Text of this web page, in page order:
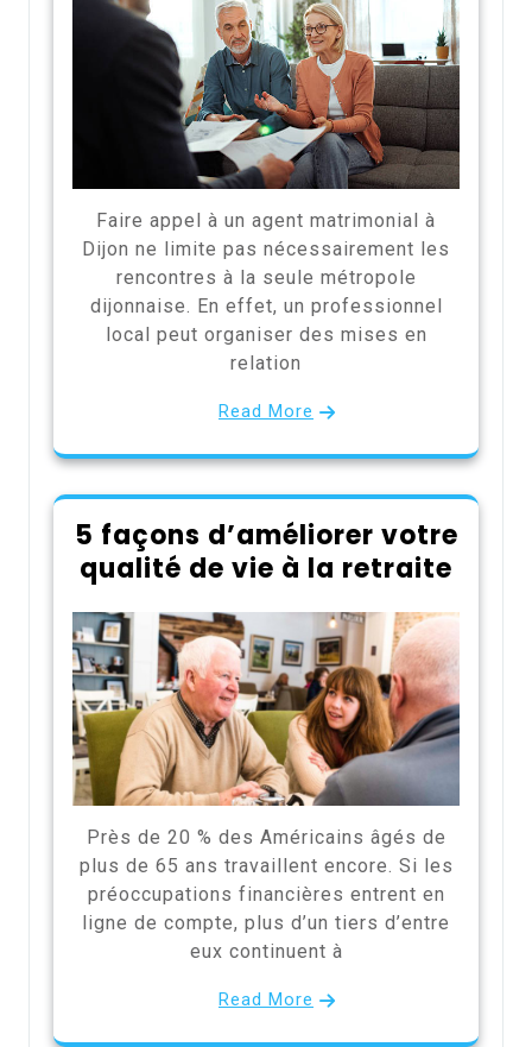
Faire appel à un agent matrimonial à
Dijon ne limite pas nécessairement les
rencontres à la seule métropole
dijonnaise. En effet, un professionnel
local peut organiser des mises en
relation
Read More
5 façons d’améliorer votre
qualité de vie à la retraite
Près de 20 % des Américains âgés de
plus de 65 ans travaillent encore. Si les
préoccupations financières entrent en
ligne de compte, plus d’un tiers d’entre
eux continuent à
Read More